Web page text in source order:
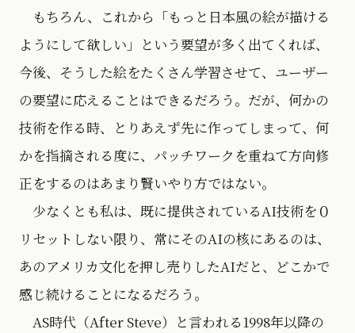
もちろん、これから「もっと日本風の絵が描ける
ようにして欲しい」という要望が多く出てくれば、
今後、そうした絵をたくさん学習させて、ユーザー
の要望に応えることはできるだろう。だが、何かの
技術を作る時、とりあえず先に作ってしまって、何
かを指摘される度に、パッチワークを重ねて方向修
正をするのはあまり賢いやり方ではない。
少なくとも私は、既に提供されているAI技術を０
リセットしない限り、常にそのAIの核にあるのは、
あのアメリカ文化を押し売りしたAIだと、どこかで
感じ続けることになるだろう。
AS時代（After Steve）と言われる1998年以降の